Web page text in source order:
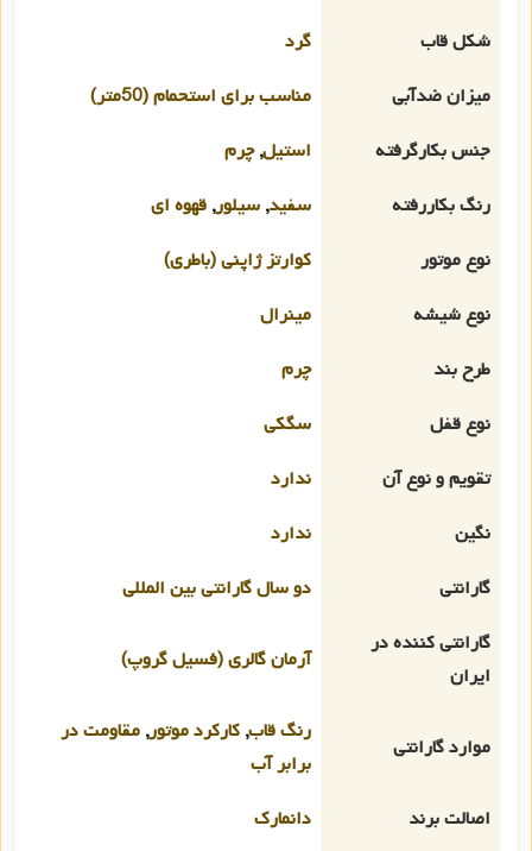
شکل قاب
گرد
میزان ضدآبی
مناسب برای استحمام (50متر)
جنس بکارگرفته
استیل,چرم
رنگ بکاررفته
سفید, سیلور, قهوه ای
نوع موتور
کوارتز ژاپنی (باطری)
نوع شیشه
مینرال
طرح بند
چرم
نوع قفل
سگکی
تقویم و نوع آن
ندارد
نگین
ندارد
گارانتی
دو سال گارانتی بین المللی
گارانتی کننده در
ایران
آرمان گالری (فسیل گروپ)
موارد گارانتی
رنگ قاب, کارکرد موتور, مقاومت در
برابر آب
اصالت برند
دانمارک